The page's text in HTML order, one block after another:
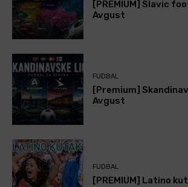
[PREMIUM] Slavic
Avgust
FUDBAL
[Premium]
Avgust
FUDBAL
[PREMIUM] Latino